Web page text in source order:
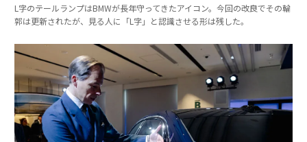
L字のテールランプはBMWが長年守ってきたアイコン。今回の改良でその輪
郭は更新されたが、見る人に「L字」と認識させる形は残した。